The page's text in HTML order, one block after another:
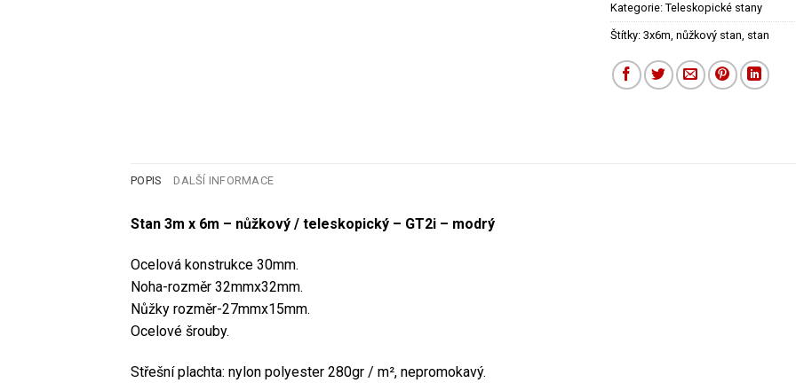
Kategorie: Teleskopické stany
Štítky: 3x6m, nůžkový stan, stan
POPIS DALŠÍ INFORMACE
Stan 3m x 6m – nůžkový / teleskopický – GT2i – modrý
Ocelová konstrukce 30mm.
Noha-rozměr 32mmx32mm.
Nůžky rozměr-27mmx15mm.
Ocelové šrouby.
Střešní plachta: nylon polyester 280gr / m², nepromokavý.